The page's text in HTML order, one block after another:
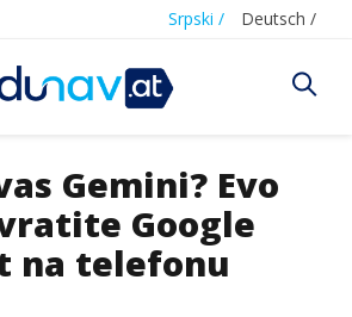
Srpski / Deutsch /
Gemini? Evo
Google
na telefonu